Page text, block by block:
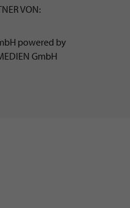
VON:
powered by
GmbH